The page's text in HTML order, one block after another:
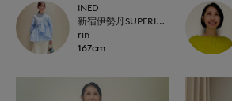
INED
新宿伊勢丹SUPERIOR CLOSET
rin
167cm